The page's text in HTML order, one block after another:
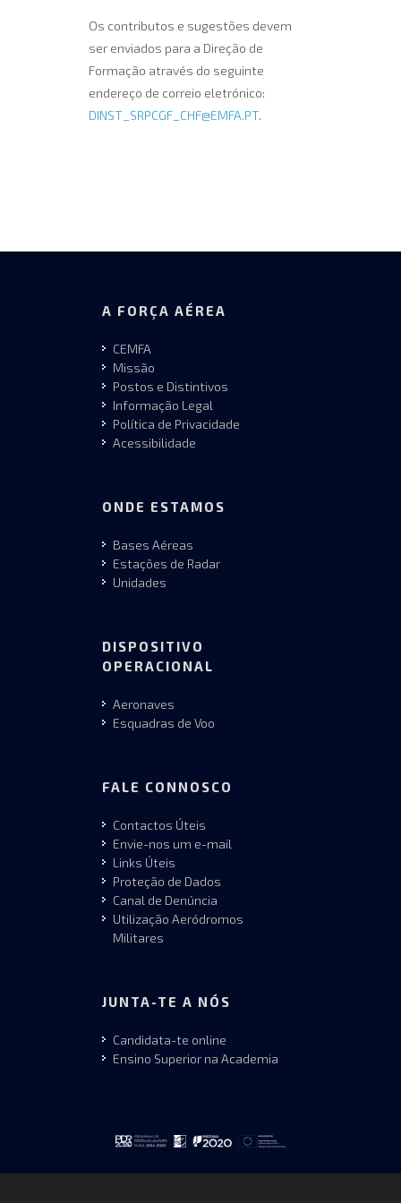
Os contributos e sugestões devem
ser enviados para a Direção de
Formação através do seguinte
endereço de correio eletrónico:
DINST_SRPCGF_CHF@EMFA.PT.
A FORÇA AÉREA
CEMFA
Missão
Postos e Distintivos
Informação Legal
Política de Privacidade
Acessibilidade
ONDE ESTAMOS
Bases Aéreas
Estações de Radar
Unidades
DISPOSITIVO
OPERACIONAL
Aeronaves
Esquadras de Voo
FALE CONNOSCO
Contactos Úteis
Envie-nos um e-mail
Links Úteis
Proteção de Dados
Canal de Denúncia
Utilização Aeródromos
Militares
JUNTA-TE A NÓS
Candidata-te online
Ensino Superior na Academia